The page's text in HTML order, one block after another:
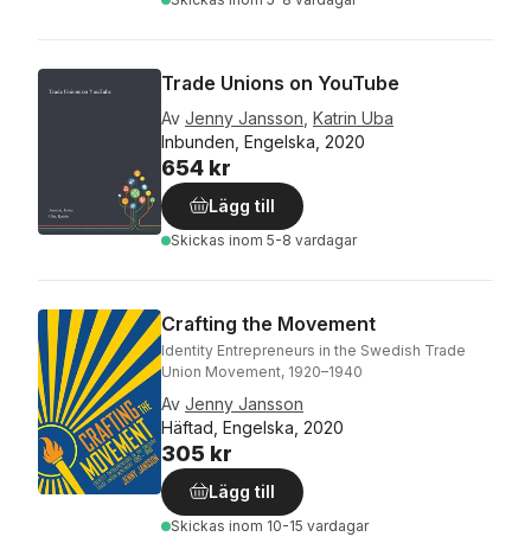
Trade Unions on YouTube
Av Jenny Jansson Katrin Uba
Inbunden, Engelska, 2020
654 kr
Lägg till
Skickas inom 5-8 vardagar
Crafting the Movement
Identity Entrepreneurs in the Swedish Trade
Union Movement, 1920–1940
Av Jenny Jansson
Häftad, Engelska, 2020
305 kr
Lägg till
Skickas inom 10-15 vardagar